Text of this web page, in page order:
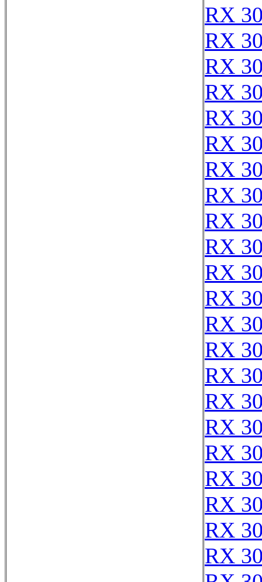
RX
RX
RX
RX
RX
RX
RX
RX
RX
RX
RX
RX
RX
RX
RX
RX
RX
RX
RX
RX
RX
RX